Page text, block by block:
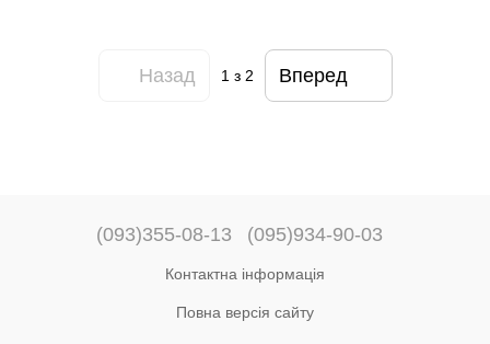
Назад 1з 2 Вперед
(093)355-08-13 (095)934-90-03
Контактна інформація
Повна версія сайту